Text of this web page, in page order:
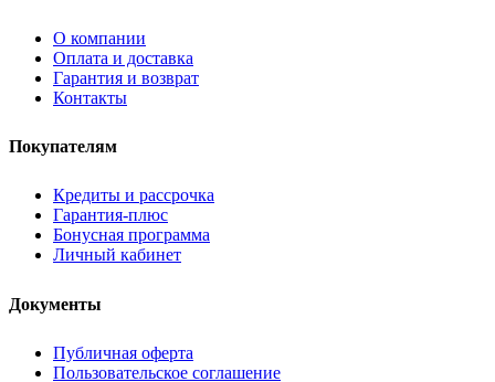
О компании
Оплата и доставка
Гарантия и возврат
Контакты
Покупателям
Кредиты и рассрочка
Гарантия-плюс
Бонусная программа
Личный кабинет
Документы
Публичная оферта
Пользовательское соглашение